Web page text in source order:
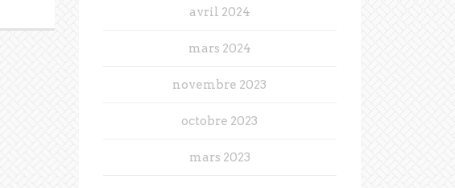
avril 2024
mars 2024
novembre 2023
octobre 2023
mars 2023